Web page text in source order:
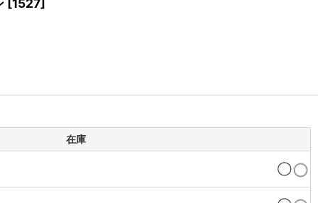
[1527]
在庫
◯